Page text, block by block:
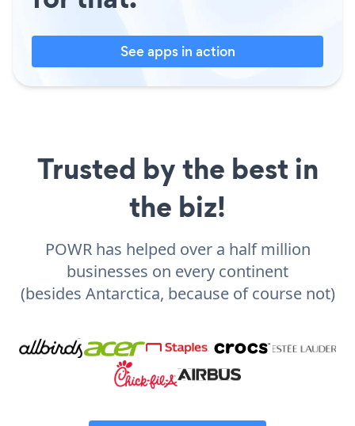
See apps in action
Trusted by the best in
the biz!
POWR has helped over a half million
businesses on every continent
(besides Antarctica, because of course not)